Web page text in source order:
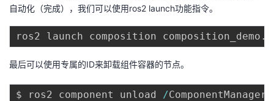
自动化（完成），我们可以使用ros2 launch功能指令。
最后可以使用专属的ID来卸载组件容器的节点。
$ ros2 component unload /ComponentManager